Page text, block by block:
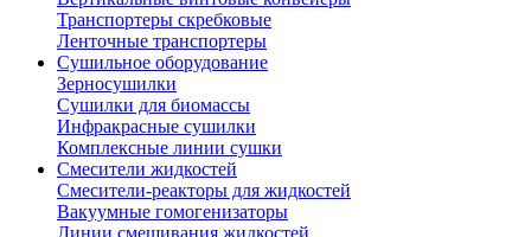
Транспортеры скребковые
Ленточные транспортеры
Сушильное оборудование
Зерносушилки
Сушилки для биомассы
Инфракрасные сушилки
Комплексные линии сушки
Смесители жидкостей
Смесители-реакторы для жидкостей
Вакуумные гомогенизаторы
Линии смешивания жидкостей